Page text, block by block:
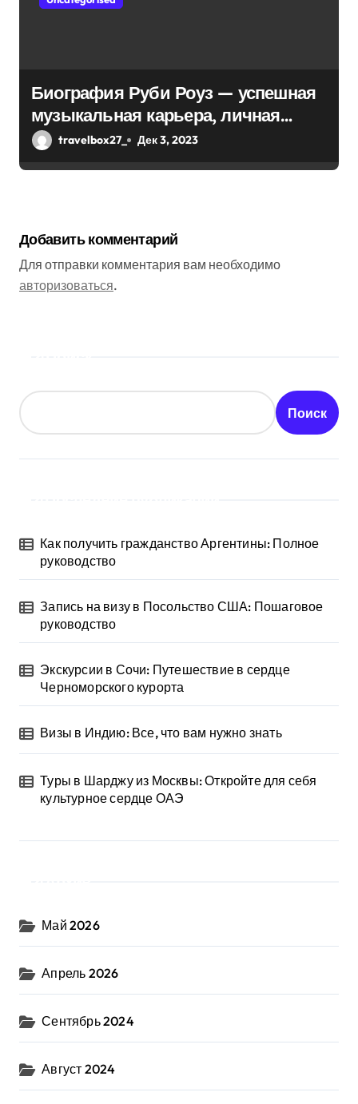
Биография Руби Роуз — успешная
музыкальная карьера, личная
жизнь и знаковые достижения
travelbox27_ Дек 3, 2023
Добавить комментарий
Для отправки комментария вам необходимо
авторизоваться.
Поиск
Как получить гражданство Аргентины: Полное
руководство
Запись на визу в Посольство США: Пошаговое
руководство
Экскурсии в Сочи: Путешествие в сердце
Черноморского курорта
Визы в Индию: Все, что вам нужно знать
Туры в Шарджу из Москвы: Откройте для себя
культурное сердце ОАЭ
Май 2026
Апрель 2026
Сентябрь 2024
Август 2024